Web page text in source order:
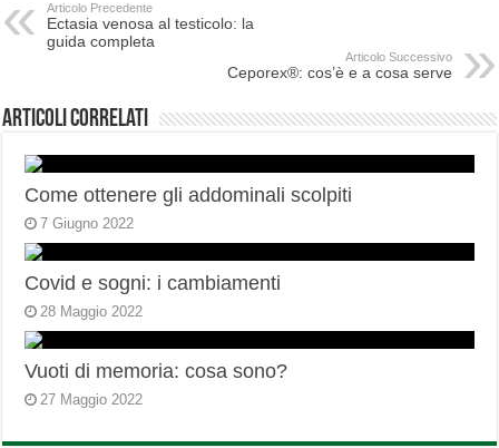
Articolo Precedente
Ectasia venosa al testicolo: la
guida completa
Articolo Successivo
Ceporex®: cos’è e a cosa serve
Articoli correlati
Come ottenere gli addominali scolpiti
7 Giugno 2022
Covid e sogni: i cambiamenti
28 Maggio 2022
Vuoti di memoria: cosa sono?
27 Maggio 2022